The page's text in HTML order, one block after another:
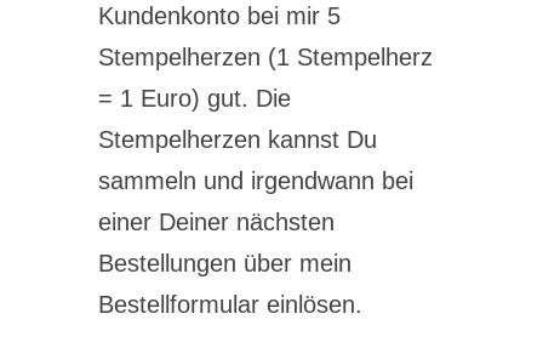
Kundenkonto bei mir 5
Stempelherzen (1 Stempelherz
= 1 Euro) gut. Die
Stempelherzen kannst Du
sammeln und irgendwann bei
einer Deiner nächsten
Bestellungen über mein
Bestellformular einlösen.